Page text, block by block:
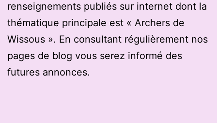
renseignements publiés sur internet dont la
thématique principale est « Archers de
Wissous ». En consultant régulièrement nos
pages de blog vous serez informé des
futures annonces.